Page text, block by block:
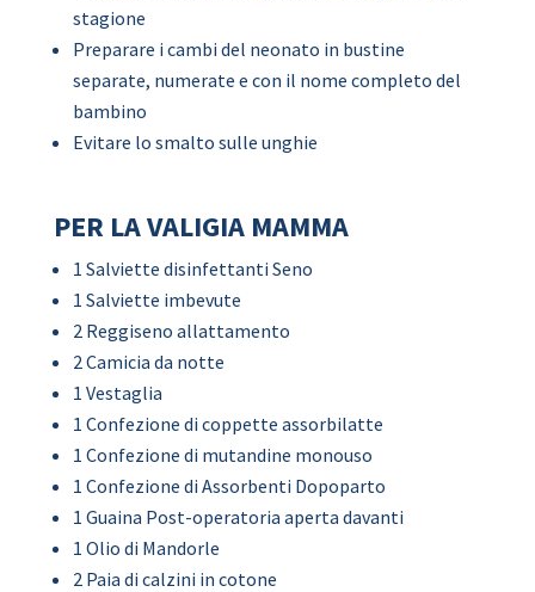
stagione
Preparare i cambi del neonato in bustine
separate, numerate e con il nome completo del
bambino
Evitare lo smalto sulle unghie
PER LA VALIGIA MAMMA
1 Salviette disinfettanti Seno
1 Salviette imbevute
2 Reggiseno allattamento
2 Camicia da notte
1 Vestaglia
1 Confezione di coppette assorbilatte
1 Confezione di mutandine monouso
1 Confezione di Assorbenti Dopoparto
1 Guaina Post-operatoria aperta davanti
1 Olio di Mandorle
2 Paia di calzini in cotone